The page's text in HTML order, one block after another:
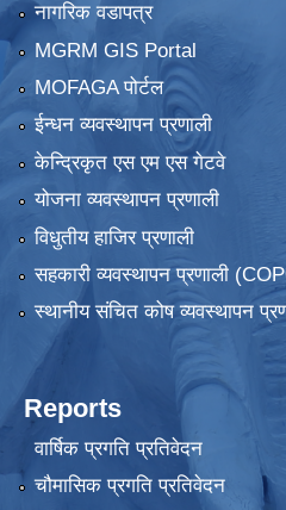
नागरिक वडापत्र
MGRM GIS Portal
MOFAGA पोर्टल
ईन्धन व्यवस्थापन प्रणाली
केन्द्रिकृत एस एम एस गेटवे
योजना व्यवस्थापन प्रणाली
विधुतीय हाजिर प्रणाली
सहकारी व्यवस्थापन प्रणाली
स्थानीय संचित कोष व्यवस्थापन
Reports
वार्षिक प्रगति प्रतिवेदन
चौमासिक प्रगति प्रतिवेदन